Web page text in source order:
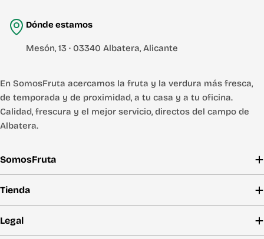
Dónde estamos
Mesón, 13 · 03340 Albatera, Alicante
En SomosFruta acercamos la fruta y la verdura más fresca,
de temporada y de proximidad, a tu casa y a tu oficina.
Calidad, frescura y el mejor servicio, directos del campo de
Albatera.
SomosFruta
Tienda
Legal